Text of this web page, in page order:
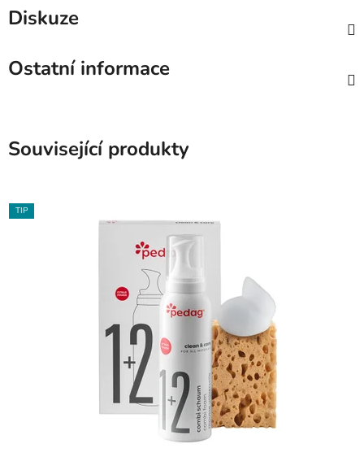
Diskuze
Ostatní informace
Související produkty
TIP